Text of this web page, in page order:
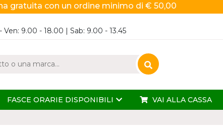
gratuita con un ordine minimo di € 50,00
Ven: 9.00 - 18.00 | Sab: 9.00 - 13.45
FASCE ORARIE DISPONIBILI VAI ALLA CASSA